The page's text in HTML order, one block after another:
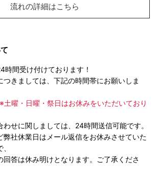
流れの詳細はこちら
時間受け付けております！
つきましては、下記の時間帯にお願いしま
曜・日曜・祭日はお休みをいただいており
わせに関しましては、24時間送信可能です。
弊社休業日はメール返信をお休みさせていた
回答は休み明けとなります。ご了承くださ